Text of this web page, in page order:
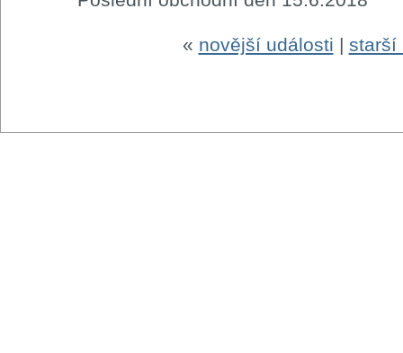
« novější události | starší